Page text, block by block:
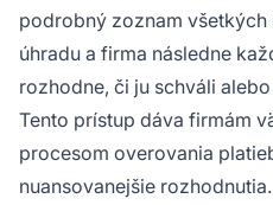
podrobný zoznam
úhradu a firma následne
rozhodne, či ju schváli
Tento prístup dáva firmám
procesom overovania
nuansovanejšie